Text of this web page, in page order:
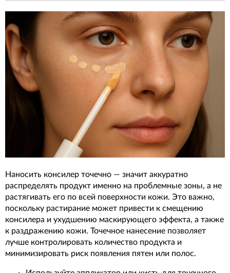
Наносить консилер точечно — значит аккуратно
распределять продукт именно на проблемные зоны, а не
растягивать его по всей поверхности кожи. Это важно,
поскольку растирание может привести к смещению
консилера и ухудшению маскирующего эффекта, а также
к раздражению кожи. Точечное нанесение позволяет
лучше контролировать количество продукта и
минимизировать риск появления пятен или полос.